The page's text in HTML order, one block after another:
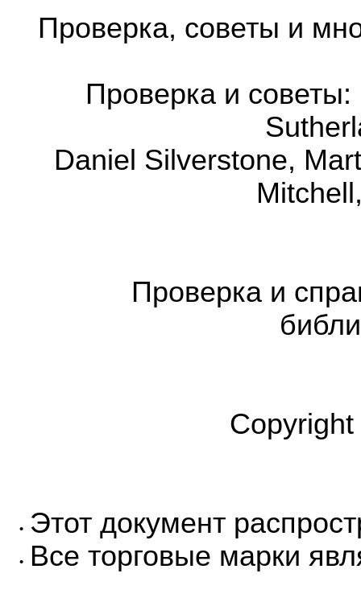
Проверка, советы и
Проверка и
Daniel Silverstone,
Проверка и
• Этот документ
• Все торговые марки